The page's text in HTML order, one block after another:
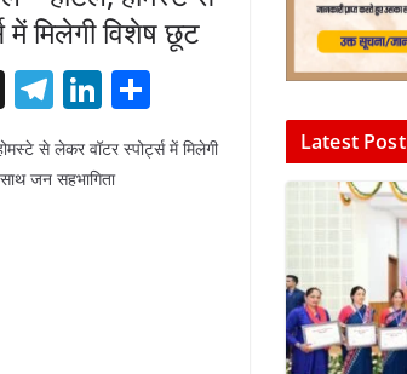
में मिलेगी विशेष छूट
X T
el
e
Li
n
k
S
h
ar
से लेकर वॉटर स्पोर्ट्स में मिलेगी
जन सहभागिता
Latest Post